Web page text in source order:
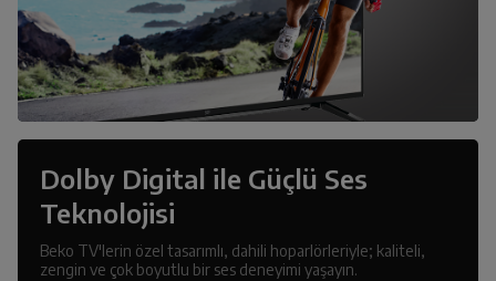
Dolby Digital ile Güçlü Ses
Teknolojisi
Beko TV'lerin özel tasarımlı, dahili hoparlörleriyle; kaliteli,
zengin ve çok boyutlu bir ses deneyimi yaşayın.